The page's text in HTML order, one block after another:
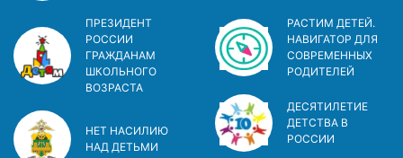
ПРЕЗИДЕНТ
РОССИИ
ГРАЖДАНАМ
ШКОЛЬНОГО
ВОЗРАСТА
НЕТ НАСИЛИЮ
НАД ДЕТЬМИ
РАСТИМ ДЕТЕЙ.
НАВИГАТОР ДЛЯ
СОВРЕМЕННЫХ
РОДИТЕЛЕЙ
ДЕСЯТИЛЕТИЕ
ДЕТСТВА В
РОСCИИ